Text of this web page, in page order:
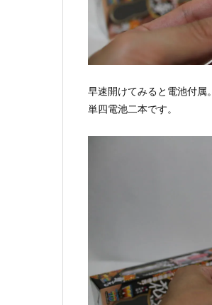
早速開けてみると電池付属。
単四電池二本です。